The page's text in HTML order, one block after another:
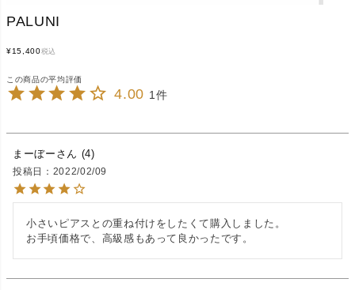
PALUNI
¥15,400税込
4.00 1
まーぼー 4
投稿日 2022/02/09
小さいピアスとの重ね付けをしたくて購入しました。
お手頃価格で、高級感もあって良かったです。